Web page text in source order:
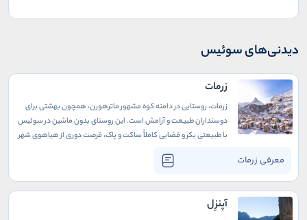
دیدنی‌های سوئیس
زرمات
معرفی زرمات
زرمات، روستایی در دامنه‌ کوه مشهور ماترهورن، همچون بهشتی برای
دوستداران طبیعت و آرامش است. این روستای بدون ماشین در سوئیس
با طبیعتی بکر و فضایی کاملاً ساکت و پاک، فرصت دوری از هیاهوی شهر
نقلیه برقی، کالسکه‌ها، و دوچرخه‌ها تنها راه جابه‌جایی در این روستا
هستند و همین ویژگی، محیطی خالص و عاری از آلودگی برای ساکنان و
گردشگران تور سوییس فراهم کرده است.
آپنزِل